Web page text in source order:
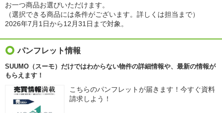
お一つ商品お選びいただけます。
（選択できる商品には条件がございます。詳しくは担当まで）
2026年7月1日から12月31日まで対象。
パンフレット情報
SUUMO（スーモ）だけではわからない物件の詳細情報や、最新の情報が
もらえます！
こちらのパンフレットが届きます！今すぐ資料
請求しよう！